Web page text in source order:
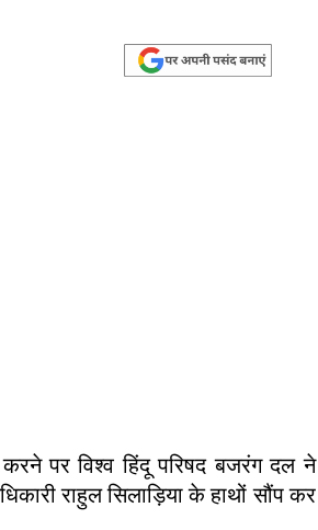
करने पर विश्व हिंदू परिषद बजरंग दल ने
राहुल सिलाड़िया के हाथों सौंप कर